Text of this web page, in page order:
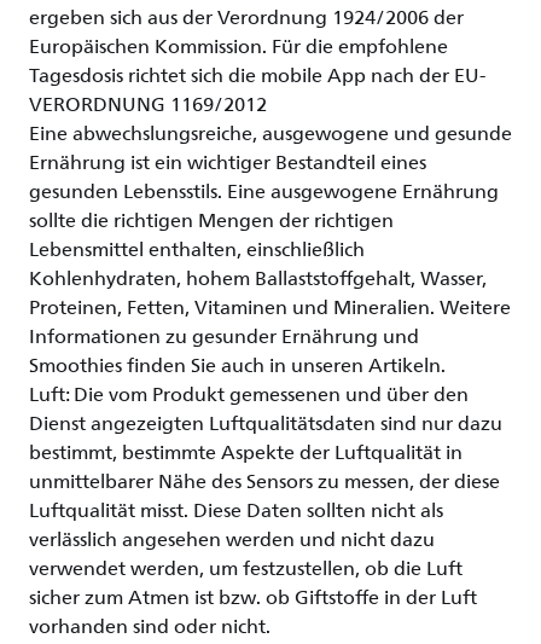
ergeben sich aus der Verordnung 1924/2006 der
Europäischen Kommission. Für die empfohlene
Tagesdosis richtet sich die mobile App nach der EU-
VERORDNUNG 1169/2012
Eine abwechslungsreiche, ausgewogene und gesunde
Ernährung ist ein wichtiger Bestandteil eines
gesunden Lebensstils. Eine ausgewogene Ernährung
sollte die richtigen Mengen der richtigen
Lebensmittel enthalten, einschließlich
Kohlenhydraten, hohem Ballaststoffgehalt, Wasser,
Proteinen, Fetten, Vitaminen und Mineralien. Weitere
Informationen zu gesunder Ernährung und
Smoothies finden Sie auch in unseren Artikeln.
Luft: Die vom Produkt gemessenen und über den
Dienst angezeigten Luftqualitätsdaten sind nur dazu
bestimmt, bestimmte Aspekte der Luftqualität in
unmittelbarer Nähe des Sensors zu messen, der diese
Luftqualität misst. Diese Daten sollten nicht als
verlässlich angesehen werden und nicht dazu
verwendet werden, um festzustellen, ob die Luft
sicher zum Atmen ist bzw. ob Giftstoffe in der Luft
vorhanden sind oder nicht.